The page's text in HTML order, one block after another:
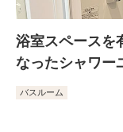
浴室スペースを
なったシャワー
バスルーム